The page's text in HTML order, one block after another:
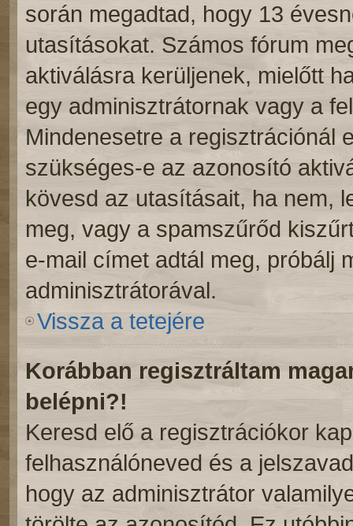
során megadtad, hogy 13
utasításokat. Számos fórum
aktiválásra kerüljenek, mielőtt
egy adminisztrátornak vagy a
Mindenesetre a regisztrációnál
szükséges-e az azonosító
kövesd az utasításait, ha nem,
meg, vagy a spamszűrőd
e-mail címet adtál meg, próbálj
adminisztrátorával.
Vissza a tetejére
Korábban regisztráltam
belépni?!
Keresd elő a regisztrációkor
felhasználóneved és a
hogy az adminisztrátor